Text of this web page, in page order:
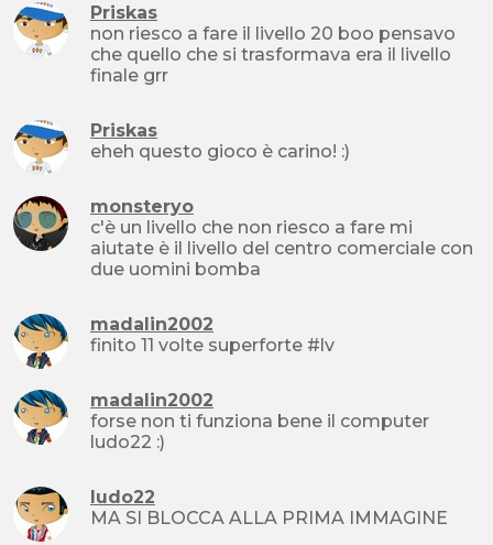
Priskas
non riesco a fare il livello 20 boo pensavo
che quello che si trasformava era il livello
finale grr
Priskas
eheh questo gioco è carino! :)
monsteryo
c'è un livello che non riesco a fare mi
aiutate è il livello del centro comerciale con
due uomini bomba
madalin2002
finito 11 volte superforte #lv
madalin2002
forse non ti funziona bene il computer
ludo22 :)
ludo22
MA SI BLOCCA ALLA PRIMA IMMAGINE